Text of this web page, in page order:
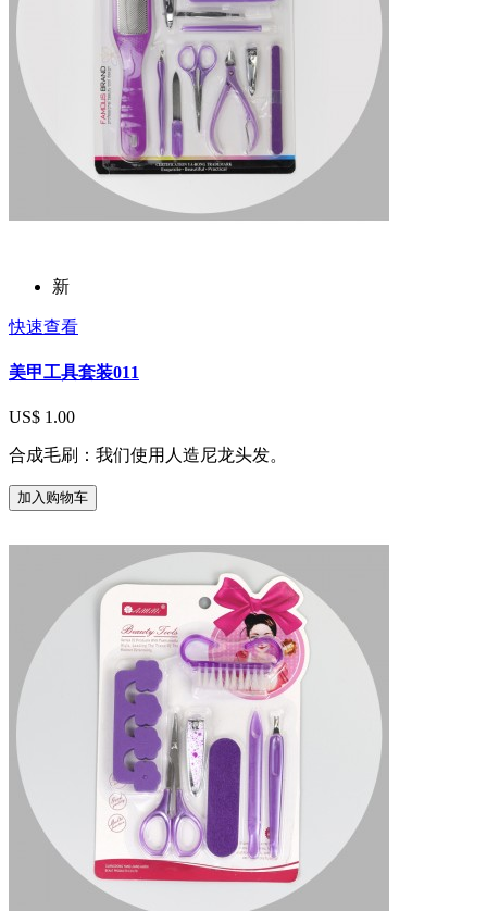
新
快速查看
美甲工具套装011
US$ 1.00
合成毛刷：我们使用人造尼龙头发。
加入购物车